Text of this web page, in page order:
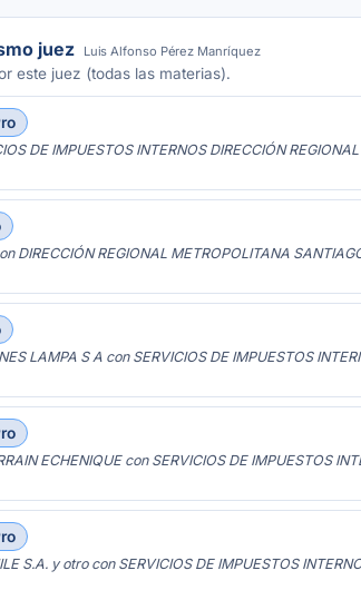
juez Luis Alfonso Pérez Manríquez
este juez (todas las materias).
DE IMPUESTOS INTERNOS DIRECCIÓN REGIONAL
DIRECCIÓN REGIONAL METROPOLITANA
LAMPA S A con SERVICIOS DE IMPUESTOS
ECHENIQUE con SERVICIOS DE IMPUESTOS
S.A. y otro con SERVICIOS DE IMPUESTOS